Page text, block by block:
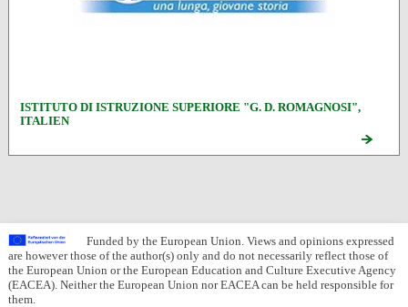
ISTITUTO DI ISTRUZIONE SUPERIORE "G. D. ROMAGNOSI",
ITALIEN
Funded by the European Union. Views and opinions expressed
are however those of the author(s) only and do not necessarily reflect those of
the European Union or the European Education and Culture Executive Agency
(EACEA). Neither the European Union nor EACEA can be held responsible for
them.